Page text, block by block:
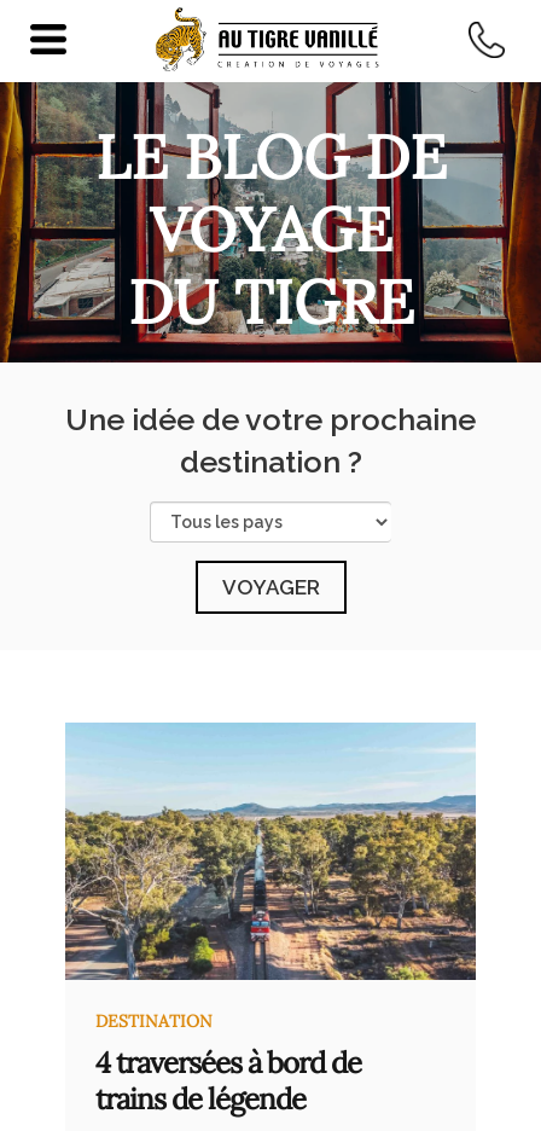
LE BLOG DE
VOYAGE
DU TIGRE
Une idée de votre prochaine
destination ?
DESTINATION
4 traversées à bord de
trains de légende